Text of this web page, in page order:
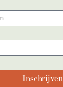
Inschrijven